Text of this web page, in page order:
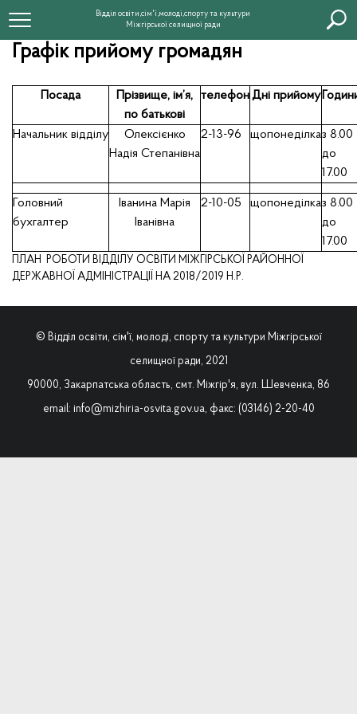
Відділ освіти,сім'ї,молоді,спорту та культури
Міжгірської селищної ради
Графік прийому громадян
Посада Прізвище, ім’я,
по батькові
телефонДні прийому
Начальник відділу
Олексієнко
Надія Степанівна
2-13-96 щопонеділказ 8.00
до
17.00
Головний
бухгалтер
Іванина Марія
Іванівна
2-10-05 щопонеділказ 8.00
до
17.00
ПЛАН РОБОТИ ВІДДІЛУ ОСВІТИ МІЖГІРСЬКОЇ РАЙОННОЇ
ДЕРЖАВНОЇ АДМІНІСТРАЦІЇ НА 2018/2019 Н.Р.
© Відділ освіти, сім'ї, молоді, спорту та культури Міжгірської
селищної ради, 2021
90000, Закарпатська область, смт. Міжгір'я, вул. Шевченка, 86
email: info@mizhiria-osvita.gov.ua, факс: (03146) 2-20-40